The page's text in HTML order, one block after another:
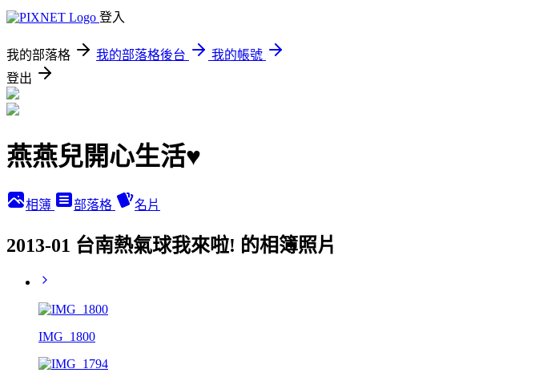
登入
我的部落格 我的部落格後台
我的帳號
登出
燕燕兒開心生活♥
相簿 部落格 名片
2013-01 台南熱氣球我來啦! 的相簿照片
IMG_1800